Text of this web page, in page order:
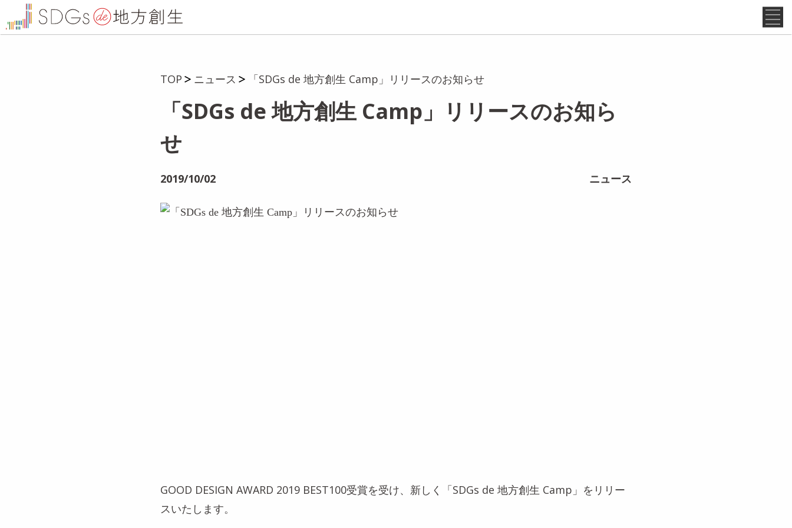
TOP ニュース 「SDGs de 地方創生 Camp」リリースのお知らせ
「SDGs de 地方創生 Camp」リリースのお知ら
せ
2019/10/02 ニュース
GOOD DESIGN AWARD 2019 BEST100受賞を受け、新しく「SDGs de 地方創生 Camp」をリリー
スいたします。